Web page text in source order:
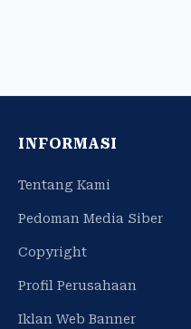
INFORMASI
Tentang Kami
Pedoman Media Siber
Copyright
Profil Perusahaan
Iklan Web Banner